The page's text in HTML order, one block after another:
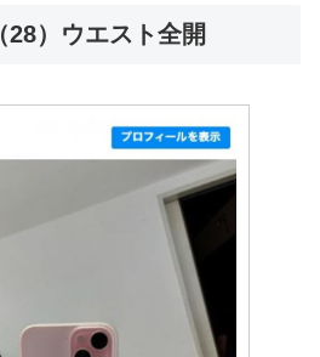
28）ウエスト全開